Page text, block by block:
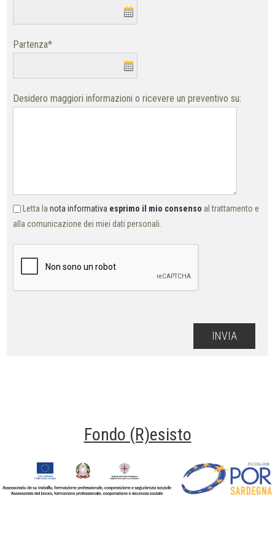
Partenza*
Desidero maggiori informazioni o ricevere un preventivo su:
Letta la nota informativa esprimo il mio consenso al trattamento e
alla comunicazione dei miei dati personali.
Fondo (R)esisto